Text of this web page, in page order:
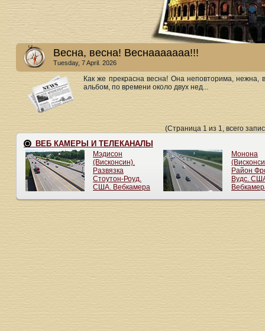
Весна, весна! Веснааааааа!!!
Tuesday, 7 April. 2026
Как же прекрасна весна! Она неповторима, нежна,
альбом, по времени около двух нед...
(Страница 1 из 1, всего